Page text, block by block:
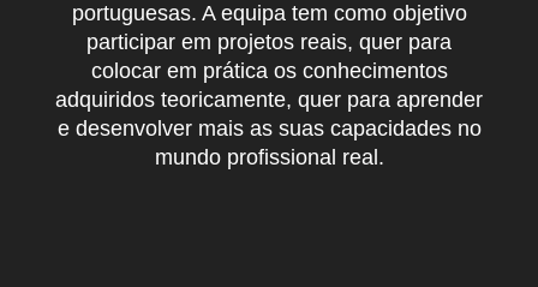
portuguesas. A equipa tem como objetivo
participar em projetos reais, quer para
colocar em prática os conhecimentos
adquiridos teoricamente, quer para aprender
e desenvolver mais as suas capacidades no
mundo profissional real.